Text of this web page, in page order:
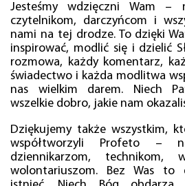
Jesteśmy wdzięczni Wam –
czytelnikom, darczyńcom i
nami na tej drodze. To dzięki
inspirować, modlić się i dzielić
rozmowa, każdy komentarz,
świadectwo i każda modlitwa
nas wielkim darem. Niech
wszelkie dobro, jakie nam
Dziękujemy także wszystkim,
współtworzyli Profeto –
dziennikarzom, technikom,
wolontariuszom. Bez Was to